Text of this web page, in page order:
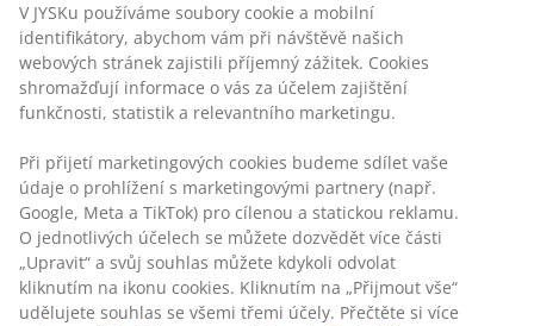
SILNÉ TÝMY & BUDOUCÍ
ROZVOJ
Práce v zákaznickém servisu se silnou
V JYSKu používáme soubory cookie a mobilní
identifikátory, abychom vám při návštěvě našich
webových stránek zajistili příjemný zážitek. Cookies
shromažďují informace o vás za účelem zajištění
funkčnosti, statistik a relevantního marketingu.
Při přijetí marketingových cookies budeme sdílet vaše
údaje o prohlížení s marketingovými partnery (např.
Google, Meta a TikTok) pro cílenou a statickou reklamu.
O jednotlivých účelech se můžete dozvědět více části
„Upravit“ a svůj souhlas můžete kdykoli odvolat
kliknutím na ikonu cookies. Kliknutím na „Přijmout vše“
udělujete souhlas se všemi třemi účely. Přečtěte si více